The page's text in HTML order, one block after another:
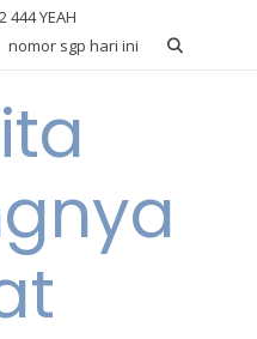
444 YEAH
nomor sgp hari ini